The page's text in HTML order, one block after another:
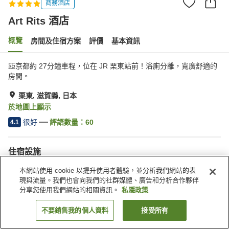
商務酒店
Art Rits 酒店
概覽 房間及住宿方案 評價 基本資訊
距京都約 27分鐘車程，位在 JR 栗東站前！浴廁分離，寬廣舒適的
房間。
栗東, 滋賀縣, 日本
於地圖上顯示
4.1 很好 評語數量： 60
住宿設施
停車場
水療/美容院
餐廳
自動販賣機
找客房
本網站使用 cookie 以提升使用者體驗，並分析我們網站的表
現與流量。我們也會向我們的社群媒體、廣告和分析合作夥伴
分享您使用我們網站的相關資訊。
私隱政策
不要銷售我的個人資料 接受所有